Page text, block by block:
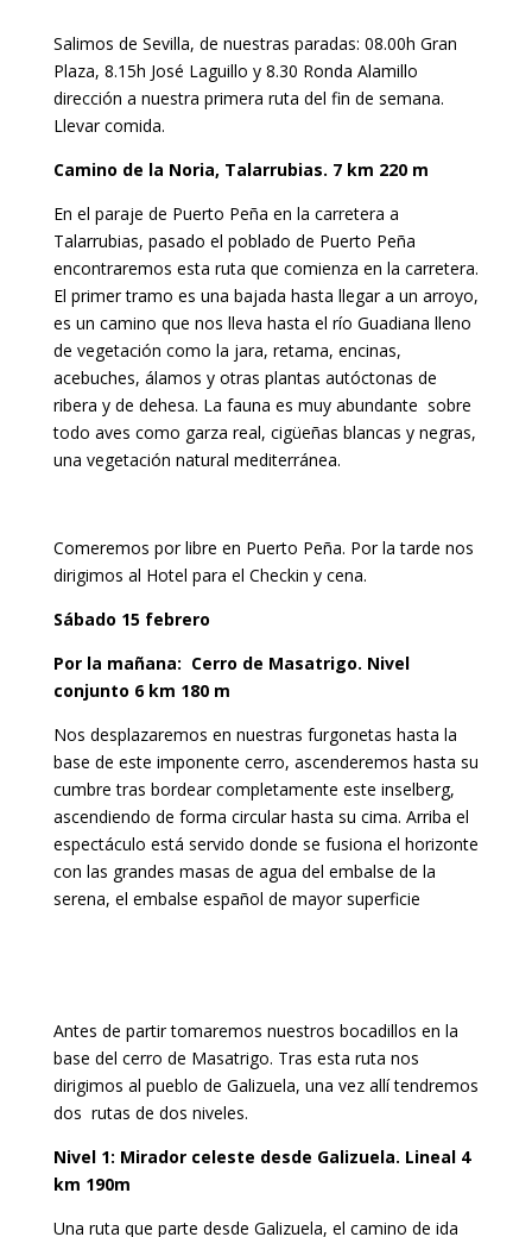
Salimos de Sevilla, de nuestras paradas: 08.00h Gran
Plaza, 8.15h José Laguillo y 8.30 Ronda Alamillo
dirección a nuestra primera ruta del fin de semana.
Llevar comida.
Camino de la Noria, Talarrubias. 7 km 220 m
En el paraje de Puerto Peña en la carretera a
Talarrubias, pasado el poblado de Puerto Peña
encontraremos esta ruta que comienza en la carretera.
El primer tramo es una bajada hasta llegar a un arroyo,
es un camino que nos lleva hasta el río Guadiana lleno
de vegetación como la jara, retama, encinas,
acebuches, álamos y otras plantas autóctonas de
ribera y de dehesa. La fauna es muy abundante sobre
todo aves como garza real, cigüeñas blancas y negras,
una vegetación natural mediterránea.
Comeremos por libre en Puerto Peña. Por la tarde nos
dirigimos al Hotel para el Checkin y cena.
Sábado 15 febrero
Por la mañana: Cerro de Masatrigo. Nivel
conjunto 6 km 180 m
Nos desplazaremos en nuestras furgonetas hasta la
base de este imponente cerro, ascenderemos hasta su
cumbre tras bordear completamente este inselberg,
ascendiendo de forma circular hasta su cima. Arriba el
espectáculo está servido donde se fusiona el horizonte
con las grandes masas de agua del embalse de la
serena, el embalse español de mayor superficie
Antes de partir tomaremos nuestros bocadillos en la
base del cerro de Masatrigo. Tras esta ruta nos
dirigimos al pueblo de Galizuela, una vez allí tendremos
dos rutas de dos niveles.
Nivel 1: Mirador celeste desde Galizuela. Lineal 4
km 190m
Una ruta que parte desde Galizuela, el camino de ida